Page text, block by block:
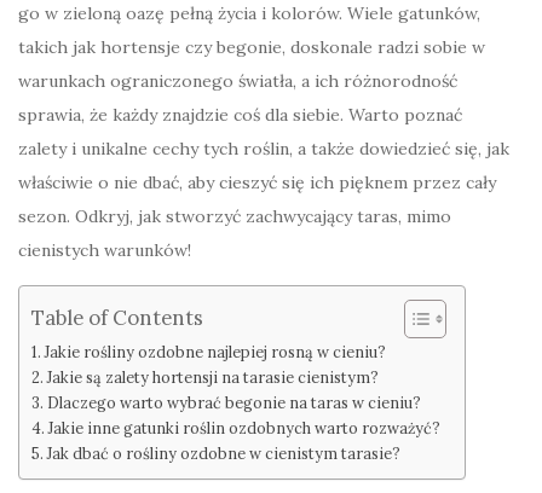
go w zieloną oazę pełną życia i kolorów. Wiele gatunków,
takich jak hortensje czy begonie, doskonale radzi sobie w
warunkach ograniczonego światła, a ich różnorodność
sprawia, że każdy znajdzie coś dla siebie. Warto poznać
zalety i unikalne cechy tych roślin, a także dowiedzieć się, jak
właściwie o nie dbać, aby cieszyć się ich pięknem przez cały
sezon. Odkryj, jak stworzyć zachwycający taras, mimo
cienistych warunków!
Table of Contents
Jakie rośliny ozdobne najlepiej rosną w cieniu?
Jakie są zalety hortensji na tarasie cienistym?
Dlaczego warto wybrać begonie na taras w cieniu?
Jakie inne gatunki roślin ozdobnych warto rozważyć?
Jak dbać o rośliny ozdobne w cienistym tarasie?